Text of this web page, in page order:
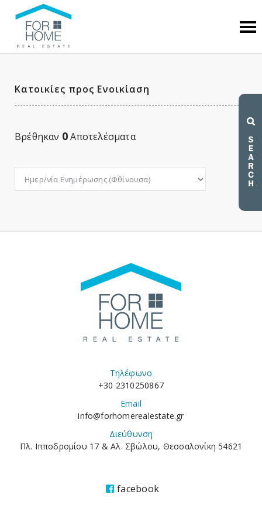
Κατοικίες προς Ενοικίαση
Βρέθηκαν 0Αποτελέσματα
Τηλέφωνο
+30 2310250867
Email
info@forhomerealestate.gr
Διεύθυνση
Πλ. Ιπποδρομίου 17 & Αλ. Σβώλου, Θεσσαλονίκη 54621
facebook